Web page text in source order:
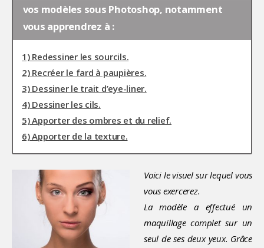
vos modèles sous Photoshop, notamment
vous apprendrez à :
1) Redessiner les sourcils.
2) Recréer le fard à paupières.
3) Dessiner le trait d’eye-liner.
4) Dessiner les cils.
5) Apporter des ombres et du relief.
6) Apporter de la texture.
Voici le visuel sur lequel vous
vous exercerez.
La modèle a effectué un
maquillage complet sur un
seul de ses deux yeux. Grâce